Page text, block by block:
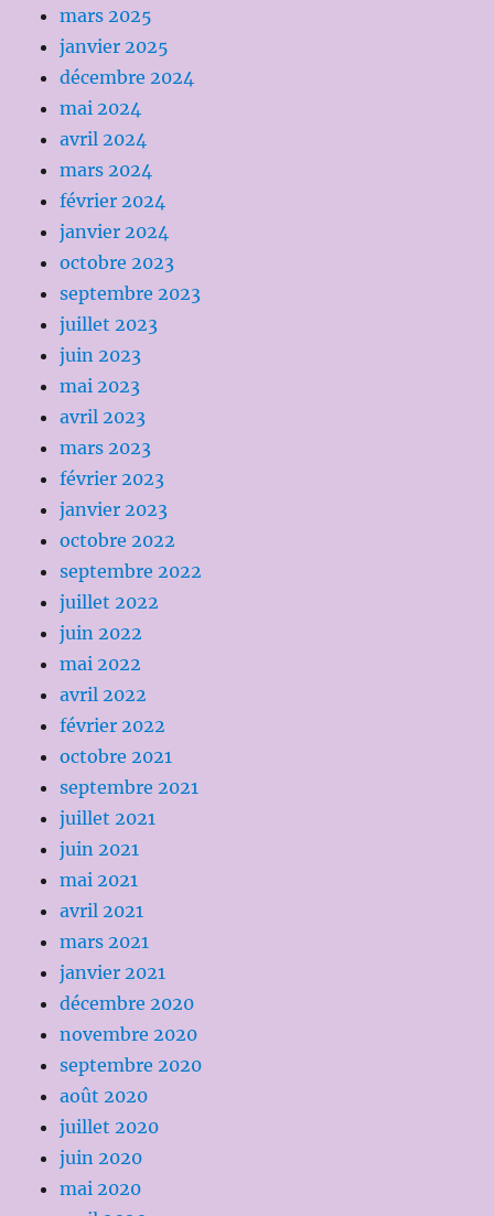
mars 2025
janvier 2025
décembre 2024
mai 2024
avril 2024
mars 2024
février 2024
janvier 2024
octobre 2023
septembre 2023
juillet 2023
juin 2023
mai 2023
avril 2023
mars 2023
février 2023
janvier 2023
octobre 2022
septembre 2022
juillet 2022
juin 2022
mai 2022
avril 2022
février 2022
octobre 2021
septembre 2021
juillet 2021
juin 2021
mai 2021
avril 2021
mars 2021
janvier 2021
décembre 2020
novembre 2020
septembre 2020
août 2020
juillet 2020
juin 2020
mai 2020